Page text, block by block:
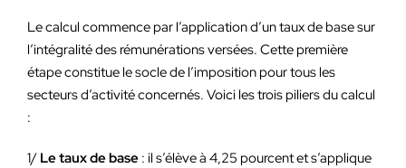
Le calcul commence par l’application d’un taux de base sur
l’intégralité des rémunérations versées. Cette première
étape constitue le socle de l’imposition pour tous les
secteurs d’activité concernés. Voici les trois piliers du calcul
:
1/ Le taux de base : il s’élève à 4,25 pourcent et s’applique